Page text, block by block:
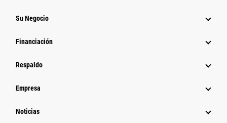
Su Negocio
Financiación
Respaldo
Empresa
Noticias